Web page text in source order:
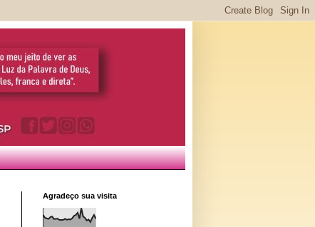
Agradeço sua visita